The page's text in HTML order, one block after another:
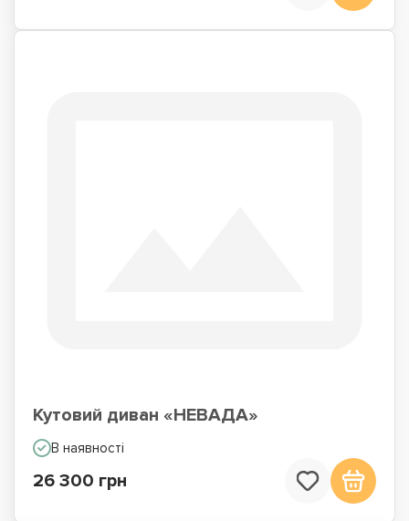
Кутовий диван «НЕВАДА»
В наявності
26 300 грн